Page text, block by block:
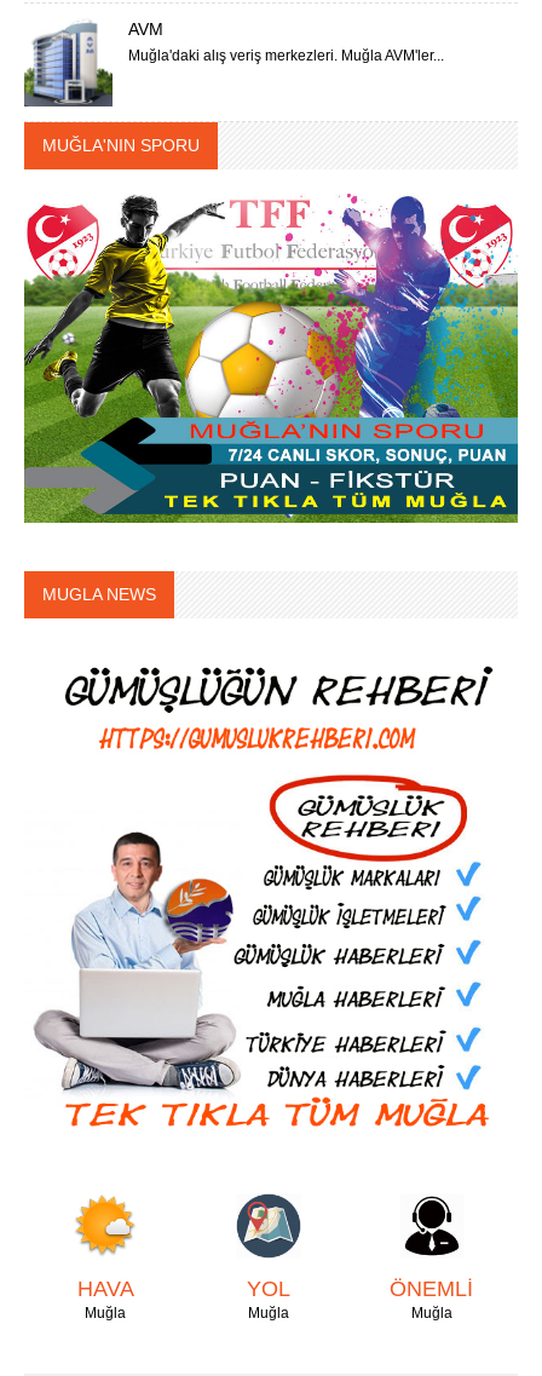
AVM
Muğla'daki alış veriş merkezleri. Muğla AVM'ler...
MUĞLA'NIN SPORU
MUGLA NEWS
HAVA
Muğla
YOL
Muğla
ÖNEMLİ
Muğla